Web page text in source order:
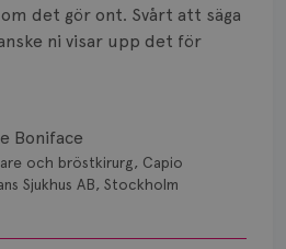
det gör ont. Svårt att säga
ni visar upp det för
Boniface
och bröstkirurg, Capio
Sjukhus AB, Stockholm